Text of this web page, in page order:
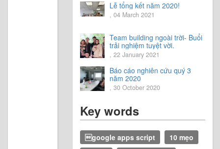
Lễ tổng kết năm 2020!
, 04 March 2021
Team building ngoài trời- Buổi
trải nghiệm tuyệt vời.
, 22 January 2021
Báo cáo nghiên cứu quý 3
năm 2020
, 30 October 2020
Key words
google apps script
10 mẹo